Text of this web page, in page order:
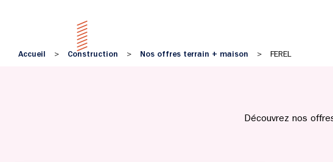
Accueil > Construction > Nos offres terrain + maison > FEREL
Découvrez nos